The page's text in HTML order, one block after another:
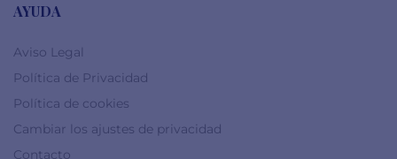
AYUDA
Aviso Legal
Política de Privacidad
Política de cookies
Cambiar los ajustes de privacidad
Contacto